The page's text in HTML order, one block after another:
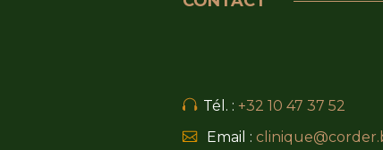
Tél. : +32 10 47 37 52
Email :